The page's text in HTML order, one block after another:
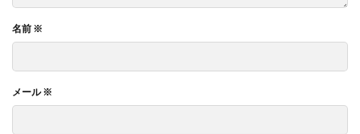
名前 ※
メール※